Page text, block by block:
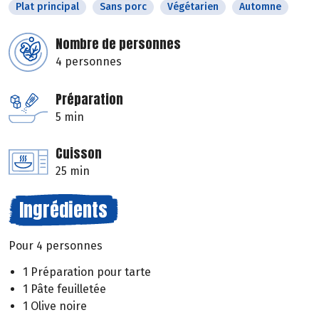
Plat principal Sans porc Végétarien Automne
Nombre de personnes
4 personnes
Préparation
5 min
Cuisson
25 min
Ingrédients
Pour 4 personnes
1 Préparation pour tarte
1 Pâte feuilletée
1 Olive noire